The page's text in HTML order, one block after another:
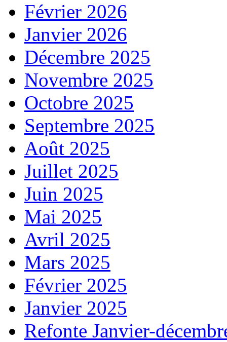
Février 2026
Janvier 2026
Décembre 2025
Novembre 2025
Octobre 2025
Septembre 2025
Août 2025
Juillet 2025
Juin 2025
Mai 2025
Avril 2025
Mars 2025
Février 2025
Janvier 2025
Refonte Janvier-